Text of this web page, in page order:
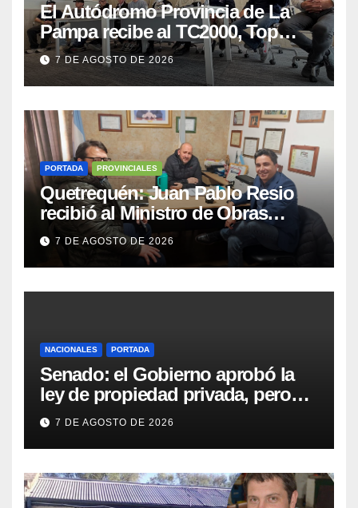
El Autódromo Provincia de La
Pampa recibe al TC2000, Top
Race y Fórmula Nacional este fin
de semana
7 DE AGOSTO DE 2026
PORTADA PROVINCIALES
Quetrequén: Juan Pablo Resio
recibió al Ministro de Obras
Públicas y al Presidente de
Vialidad para recorrer la ruta a
Villa Huidobro
7 DE AGOSTO DE 2026
NACIONALES PORTADA
Senado: el Gobierno aprobó la
ley de propiedad privada, pero
tuvo que quitar otro capítulo
7 DE AGOSTO DE 2026